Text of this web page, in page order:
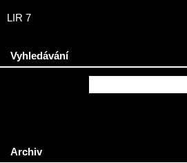
LIR 7
Vyhledávání
Archiv